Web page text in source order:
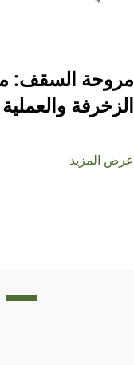
مروحة السقف:
الزخرفة والعملية
عرض المزيد